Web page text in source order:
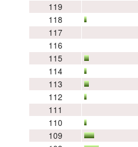
119
118
117
116
115
114
113
112
111
110
109